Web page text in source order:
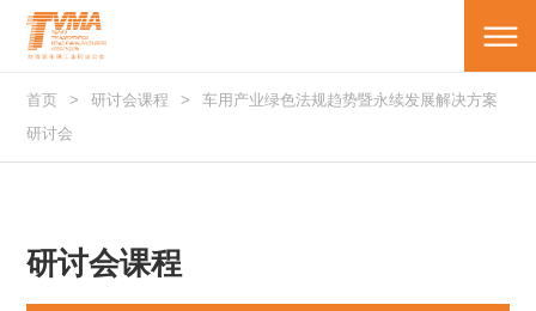
首页 研讨会课程
车用产业绿色法规趋势暨永续发展解决方案
研讨会
研讨会课程